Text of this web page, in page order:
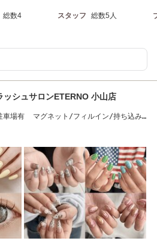
総数4 スタッフ 総数5人
シュサロンETERNO 小山店
車場有 マグネット/フィルイン/持ち込み/